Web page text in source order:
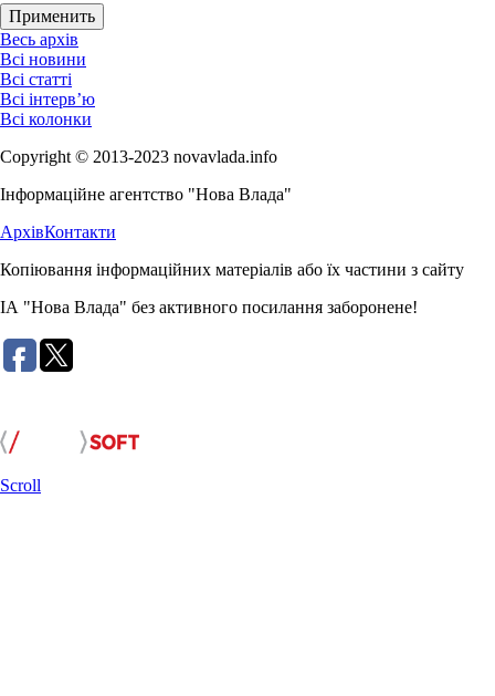
Весь архів
Всі новини
Всі статті
Всі інтерв’ю
Всі колонки
Copyright © 2013-2023 novavlada.info
Інформаційне агентство "Нова Влада"
АрхівКонтакти
Копіювання інформаційних матеріалів або їх частини з сайту
ІА "Нова Влада" без активного посилання заборонене!
Scroll